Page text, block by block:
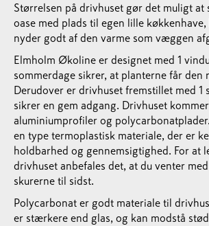
Størrelsen på drivhuset gør det muligt at
oase med plads til egen lille
nyder godt af den varme som væggen
Elmholm Økoline er designet med 1
sommerdage sikrer, at planterne får den
Derudover er drivhuset fremstillet med 1
sikrer en gem adgang. Drivhuset
aluminiumprofiler og
en type termoplastisk materiale, der er
holdbarhed og gennemsigtighed. For at
drivhuset anbefales det, at du venter
skurerne til sidst.
Polycarbonat er godt materiale til
er stærkere end glas, og kan modstå